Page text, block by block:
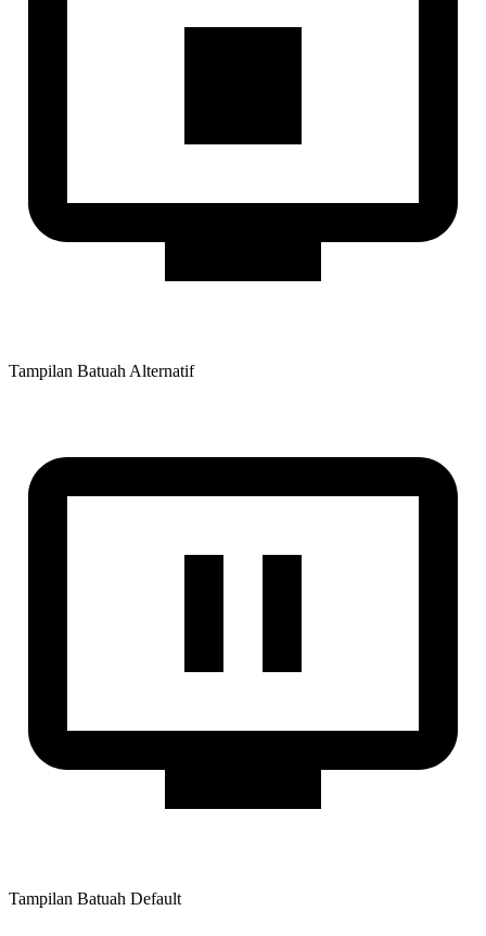
Tampilan Batuah Alternatif
Tampilan Batuah Default